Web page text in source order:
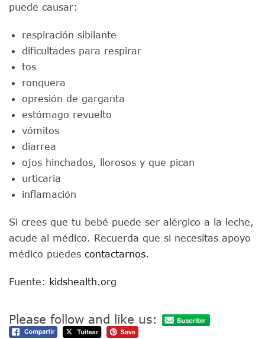
puede causar:
respiración sibilante
dificultades para respirar
tos
ronquera
opresión de garganta
estómago revuelto
vómitos
diarrea
ojos hinchados, llorosos y que pican
urticaria
inflamación
Si crees que tu bebé puede ser alérgico a la leche,
acude al médico. Recuerda que si necesitas apoyo
médico puedes contactarnos.
Fuente: kidshealth.org
Please follow and like us: